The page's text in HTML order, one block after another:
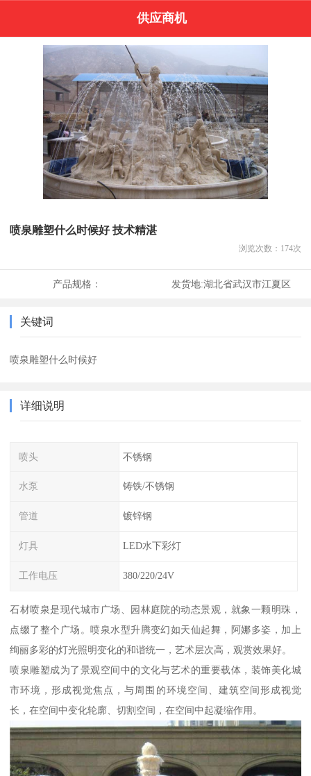
供应商机
喷泉雕塑什么时候好 技术精湛
浏览次数： 174次
产品规格： 发货地:湖北省武汉市江夏区
关键词
喷泉雕塑什么时候好
详细说明
喷头 不锈钢
水泵 铸铁/不锈钢
管道 镀锌钢
灯具 LED水下彩灯
工作电压 380/220/24V
石材喷泉是现代城市广场、园林庭院的动态景观，就象一颗明珠，
点缀了整个广场。喷泉水型升腾变幻如天仙起舞，阿娜多姿，加上
绚丽多彩的灯光照明变化的和谐统一，艺术层次高，观赏效果好。
喷泉雕塑成为了景观空间中的文化与艺术的重要载体，装饰美化城
市环境，形成视觉焦点，与周围的环境空间、建筑空间形成视觉
长，在空间中变化轮廓、切割空间，在空间中起凝缩作用。